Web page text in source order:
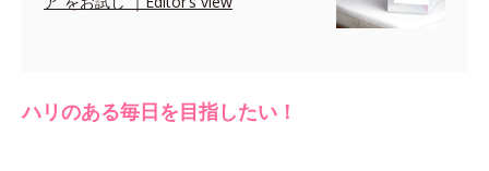
ハリのある毎日を目指したい！